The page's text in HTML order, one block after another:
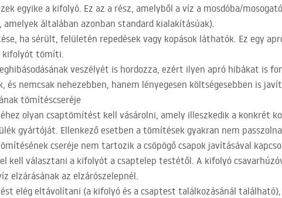
egyike a kifolyó. Ez az a rész, amelyből a víz a mosdóba/
általában azonban standard kialakításúak).
ha sérült, felületén repedések vagy kopások láthatók. Ez egy
kifolyót tömíti.
veszélyét is hordozza, ezért ilyen apró hibákat is
és nemcsak nehezebben, hanem lényegesen költségesebben is
tömítéscseréje
olyan csaptömítést kell vásárolni, amely illeszkedik a konkrét
gyártóját. Ellenkező esetben a tömítések gyakran nem
cseréje nem tartozik a csöpögő csapok javításával
kell választani a kifolyót a csaptelep testétől. A kifolyó
elzárásának az elzárószelepnél.
elég eltávolítani (a kifolyó és a csaptest találkozásánál